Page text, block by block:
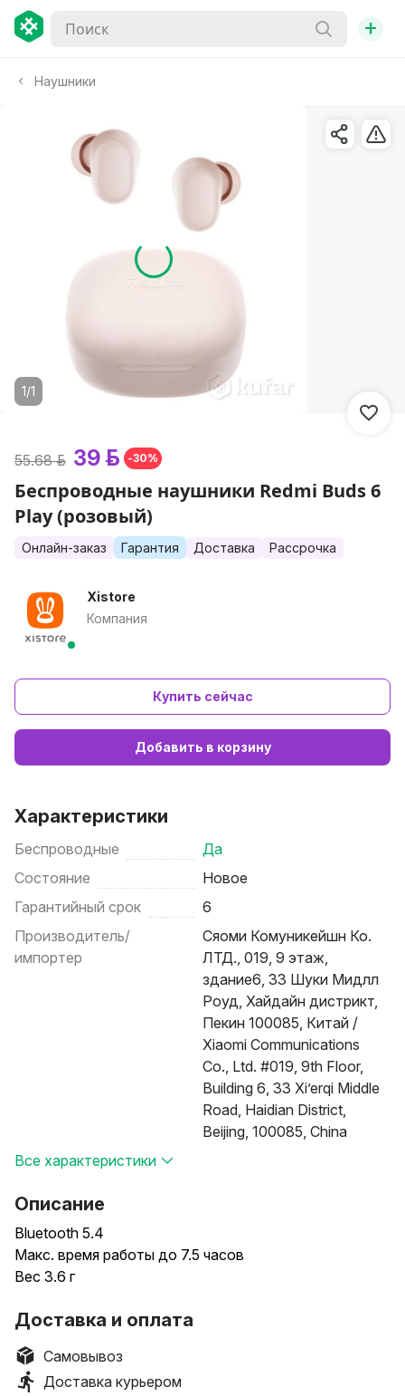
+
Наушники
1/1
55.68 р. 39 р. -30%
Беспроводные наушники Redmi Buds 6
Play (розовый)
Онлайн-заказ Гарантия Доставка Рассрочка
Xistore
Компания
Купить сейчас
Добавить в корзину
Характеристики
Беспроводные
Да
Состояние
Новое
Гарантийный срок
6
Производитель/
импортер
Сяоми Комуникейшн Ко.
ЛТД., 019, 9 этаж,
здание6, 33 Шуки Мидлл
Роуд, Хайдайн дистрикт,
Пекин 100085, Китай /
Xiaomi Communications
Co., Ltd. #019, 9th Floor,
Building 6, 33 Xi’erqi Middle
Road, Haidian District,
Beijing, 100085, China
Все характеристики
Описание
Bluetooth 5.4
Макс. время работы до 7.5 часов
Вес 3.6 г
Доставка и оплата
Самовывоз
Доставка курьером